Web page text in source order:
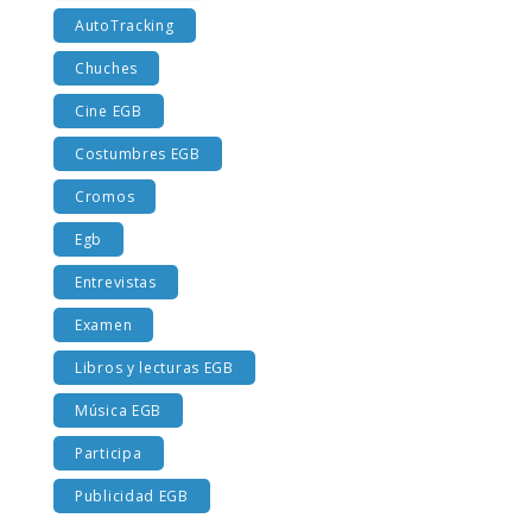
AutoTracking
Chuches
Cine EGB
Costumbres EGB
Cromos
Egb
Entrevistas
Examen
Libros y lecturas EGB
Música EGB
Participa
Publicidad EGB